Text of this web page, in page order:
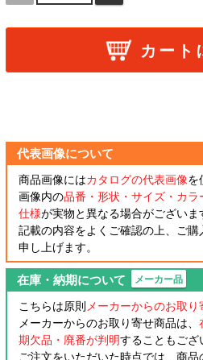
カート
代表画像について
商品画像にはカタログの代表画像を
画像内の品番・形状・サイズ・カ
仕様が実物と異なる場合がございま
記載の内容をよくご確認の上、ご
申し上げます。
在庫・納期について メーカー品
こちらは原則メーカーからのお取り
メーカーからのお取り寄せ商品は、
期欠品・廃番が判明することもござ
ご注文をいただいた時点では、商